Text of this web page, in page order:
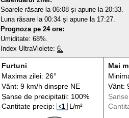
Soarele răsare la 06:08 și apune la 20:33.
Luna răsare la 00:34 și apune la 17:27.
Prognoza pe 24 ore:
Umiditate: 68%.
Index UltraViolete:6.
Furtuni
Maxima zilei: 26°
Vânt: 9 km/h dinspreNE
Șanse de precipitații: 100%
Cantitate precip:
‹1 L/m²
Mai
Vânt: